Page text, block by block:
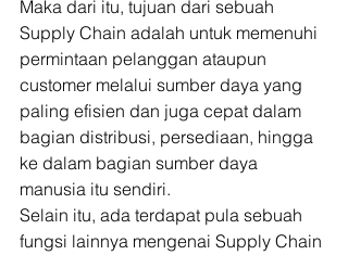
Maka dari itu, tujuan dari sebuah
Supply Chain adalah untuk memenuhi
permintaan pelanggan ataupun
customer melalui sumber daya yang
paling efisien dan juga cepat dalam
bagian distribusi, persediaan, hingga
ke dalam bagian sumber daya
manusia itu sendiri.
Selain itu, ada terdapat pula sebuah
fungsi lainnya mengenai Supply Chain